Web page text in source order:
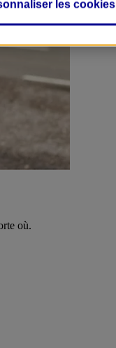
où.
les cookies